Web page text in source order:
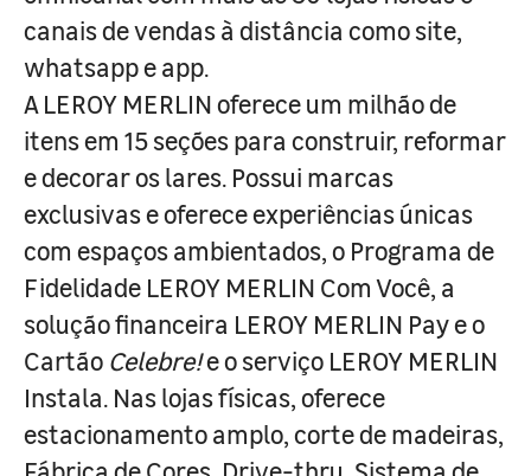
canais de vendas à distância como site,
whatsapp e app.
A LEROY MERLIN oferece um milhão de
itens em 15 seções para construir, reformar
e decorar os lares. Possui marcas
exclusivas e oferece experiências únicas
com espaços ambientados, o Programa de
Fidelidade LEROY MERLIN Com Você, a
solução financeira LEROY MERLIN Pay e o
Cartão Celebre!e o serviço LEROY MERLIN
Instala. Nas lojas físicas, oferece
estacionamento amplo, corte de madeiras,